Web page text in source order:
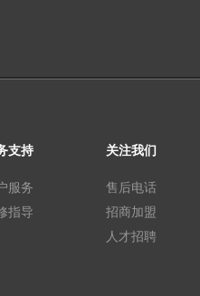
支持
服务
指导
关注我们
售后电话
招商加盟
人才招聘